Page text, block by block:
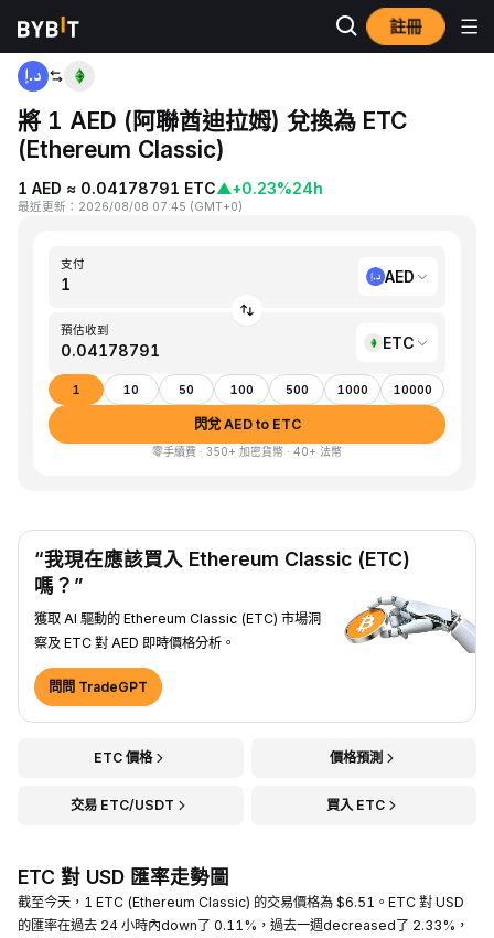
註冊
首頁 AED to ETC
將 1 AED (阿聯酋迪拉姆) 兌換為 ETC
(Ethereum Classic)
1 AED ≈ 0.04178791 ETC▲+0.23%24h
最近更新 ： 2026/08/08 07:45 (GMT+0)
支付
AED
預估收到
ETC
1 10 50 100 500 1000 10000
閃兌 AED to ETC
零手續費 · 350+ 加密貨幣 · 40+ 法幣
“我現在應該買入 Ethereum Classic (ETC)
嗎？”
獲取 AI 驅動的 Ethereum Classic (ETC) 市場洞
察及 ETC 對 AED 即時價格分析。
問問 TradeGPT
ETC 價格 價格預測
交易 ETC/USDT 買入 ETC
ETC 對 USD 匯率走勢圖
截至今天，1 ETC (Ethereum Classic) 的交易價格為 $6.51。ETC 對 USD
的匯率在過去 24 小時內down了 0.11%，過去一週decreased了 2.33%，